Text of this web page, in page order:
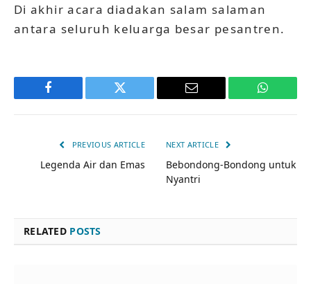
Di akhir acara diadakan salam salaman
antara seluruh keluarga besar pesantren.
Facebook Twitter Email
PREVIOUS ARTICLE
Legenda Air dan Emas
NEXT ARTICLE
Bebondong-Bondong untuk
Nyantri
RELATED POSTS